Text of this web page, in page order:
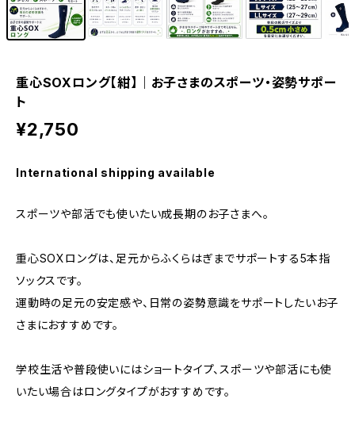
重心SOXロング【紺】｜お子さまのスポーツ・姿勢サポー
ト
¥2,750
International shipping available
スポーツや部活でも使いたい成長期のお子さまへ。
重心SOXロングは、足元からふくらはぎまでサポートする5本指
ソックスです。
運動時の足元の安定感や、日常の姿勢意識をサポートしたいお子
さまにおすすめです。
学校生活や普段使いにはショートタイプ、スポーツや部活にも使
いたい場合はロングタイプがおすすめです。